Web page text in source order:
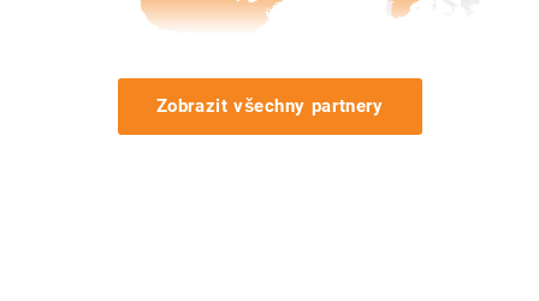
Zobrazit všechny partnery